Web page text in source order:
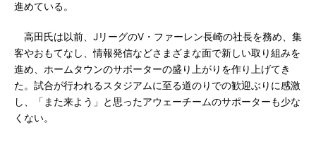
進めている。
高田氏は以前、JリーグのV・ファーレン長崎の社長を務め、集
客やおもてなし、情報発信などさまざまな面で新しい取り組みを
進め、ホームタウンのサポーターの盛り上がりを作り上げてき
た。試合が行われるスタジアムに至る道のりでの歓迎ぶりに感激
し、「また来よう」と思ったアウェーチームのサポーターも少な
くない。